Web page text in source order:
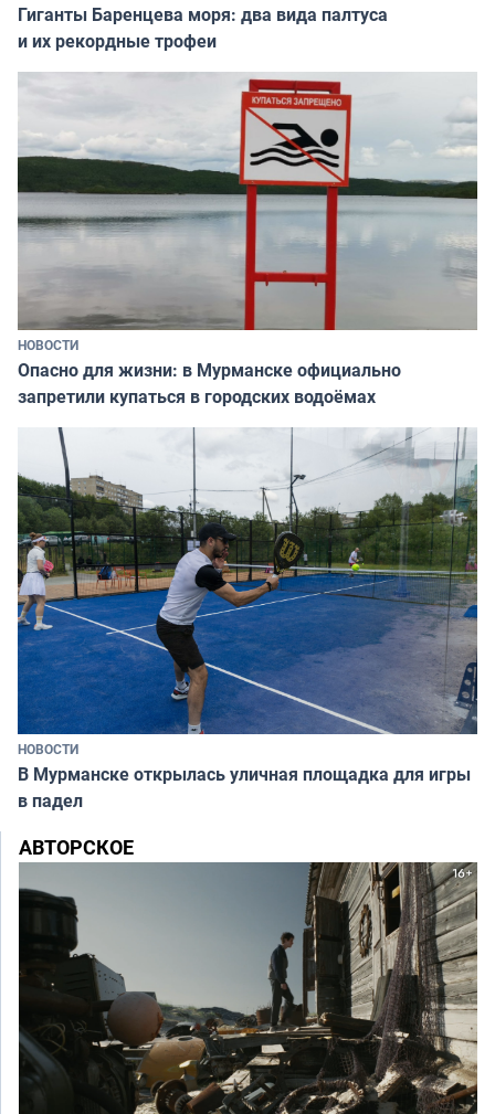
Гиганты Баренцева моря: два вида палтуса
и их рекордные трофеи
НОВОСТИ
Опасно для жизни: в Мурманске официально
запретили купаться в городских водоёмах
НОВОСТИ
В Мурманске открылась уличная площадка для игры
в падел
АВТОРСКОЕ